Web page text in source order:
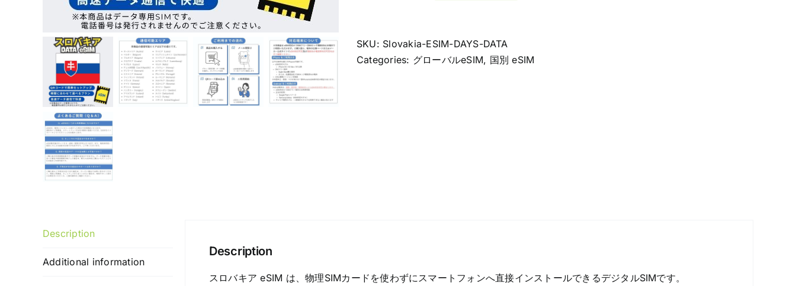
キ
ア
SKU: Slovakia-ESIM-DAYS-DATA
Categories: グローバルeSIM, 国別 eSIM
Description
Additional information
Description
スロバキア eSIM は、物理SIMカードを使わずにスマートフォンへ直接インストールできるデジタルSIMです。